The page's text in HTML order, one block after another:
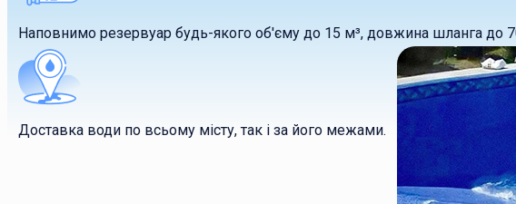
Наповнимо резервуар будь-якого об'єму до 15 м³, довжина шланга до
Доставка води по всьому місту, так і за його межами.